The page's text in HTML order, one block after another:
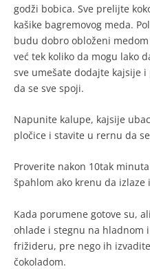
godži bobica. Sve prelijte
kašike bagremovog meda.
budu dobro obloženi
već tek koliko da mogu lako
sve umešate dodajte kajsije
da se sve spoji.
Napunite kalupe, kajsije
pločice i stavite u rernu da
Proverite nakon 10tak
špahlom ako krenu da izlaze
Kada porumene gotove su,
ohlade i stegnu na hladnom
frižideru, pre nego ih
čokoladom.